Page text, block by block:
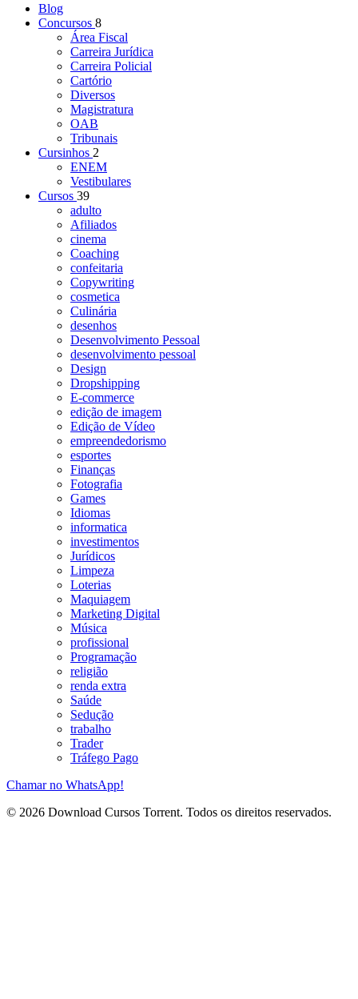
Blog
Concursos 8
Área Fiscal
Carreira Jurídica
Carreira Policial
Cartório
Diversos
Magistratura
OAB
Tribunais
Cursinhos 2
ENEM
Vestibulares
Cursos 39
adulto
Afiliados
cinema
Coaching
confeitaria
Copywriting
cosmetica
Culinária
desenhos
Desenvolvimento Pessoal
desenvolvimento pessoal
Design
Dropshipping
E-commerce
edição de imagem
Edição de Vídeo
empreendedorismo
esportes
Finanças
Fotografia
Games
Idiomas
informatica
investimentos
Jurídicos
Limpeza
Loterias
Maquiagem
Marketing Digital
Música
profissional
Programação
religião
renda extra
Saúde
Sedução
trabalho
Trader
Tráfego Pago
Chamar no WhatsApp!
© 2026 Download Cursos Torrent. Todos os direitos reservados.